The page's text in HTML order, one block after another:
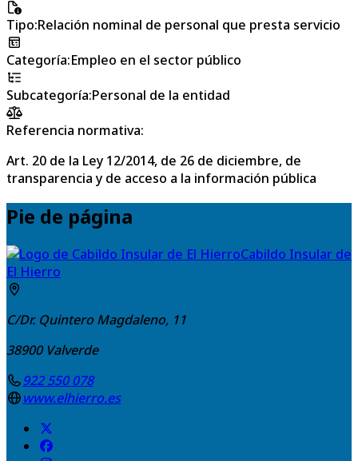
Tipo:Relación nominal de personal que presta servicio
Categoría:Empleo en el sector público
Subcategoría:Personal de la entidad
Referencia normativa:
Art. 20 de la Ley 12/2014, de 26 de diciembre, de
transparencia y de acceso a la información pública
Pie de página
Cabildo Insular de
El Hierro
C/Dr. Quintero Magdaleno, 11
38900 Valverde
922 550 078
www.elhierro.es